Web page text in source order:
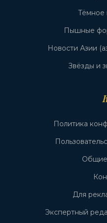
Тёмное
Пышные
Новости Азии
Звёзды и
Политика
Общие
Для
Экспертный